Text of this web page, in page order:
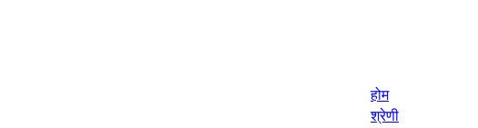
होम
श्रेणी